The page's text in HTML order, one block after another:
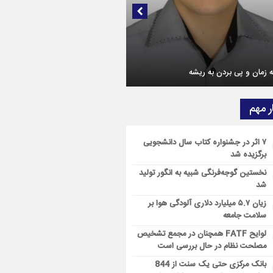
حامدی رسماً مدیرعامل پتروشیمی
شد؛
پتروشیمی خارک؛ پرداخت سود سهام
آغاز شد
یکی از مهم‌ترین پرونده‌های صنعت
قوا
تسلیت مدیرعامل شرکت پتروشیمی کیمیای
خاورمیانه
زمان و پی بردن به ریشه
مهم
۷ اثر در جشنواره کتاب سال دانشجویی
برگزیده شد
نخستین گوجه‌فرنگی شبیه به انگور تولید
شد
زیان ۵.۷ میلیارد دلاری آلودگی هوا بر
سلامت جامعه
لوایح FATF همچنان در مجمع تشخیص
مصلحت نظام در حال بررسی است
بانک مرکزی حتی یک سنت از 844